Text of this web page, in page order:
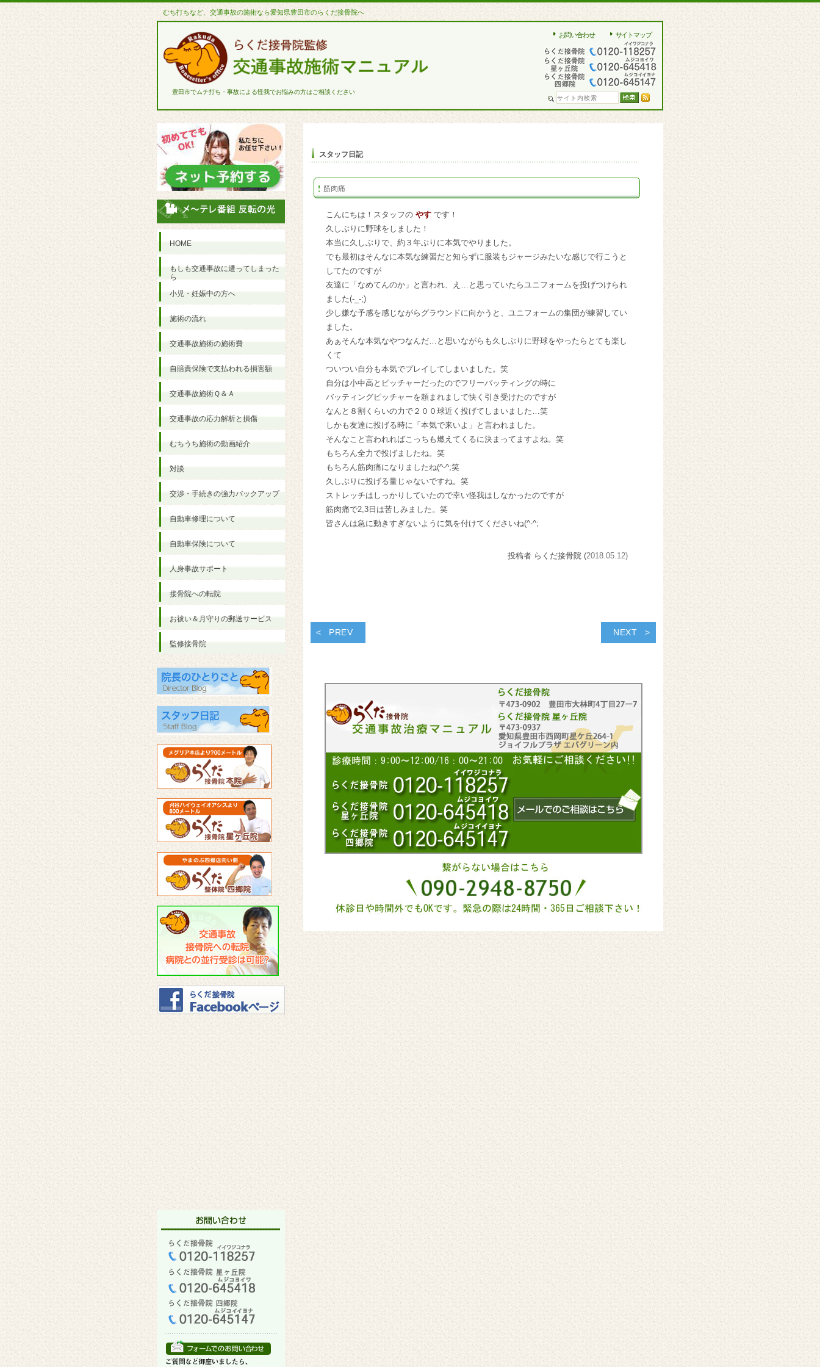
むち打ちなど、交通事故の施術なら愛知県豊田市のらくだ接骨院へ
豊田市でムチ打ち・事故による怪我でお悩みの方はご相談ください
お問い合わせ サイトマップ
スタッフ日記
筋肉痛
こんにちは！スタッフの やす です！
久しぶりに野球をしました！
本当に久しぶりで、約３年ぶりに本気でやりました。
でも最初はそんなに本気な練習だと知らずに服装もジャージみたいな感じで行こうと
してたのですが
友達に「なめてんのか」と言われ、え…と思っていたらユニフォームを投げつけられ
ました(-_-;)
少し嫌な予感を感じながらグラウンドに向かうと、ユニフォームの集団が練習してい
ました。
あぁそんな本気なやつなんだ…と思いながらも久しぶりに野球をやったらとても楽し
くて
ついつい自分も本気でプレイしてしまいました。笑
自分は小中高とピッチャーだったのでフリーバッティングの時に
バッティングピッチャーを頼まれまして快く引き受けたのですが
なんと８割くらいの力で２００球近く投げてしまいました…笑
しかも友達に投げる時に「本気で来いよ」と言われました。
そんなこと言われればこっちも燃えてくるに決まってますよね。笑
もちろん全力で投げましたね。笑
もちろん筋肉痛になりましたね(^-^;笑
久しぶりに投げる量じゃないですね。笑
ストレッチはしっかりしていたので幸い怪我はしなかったのですが
筋肉痛で2,3日は苦しみました。笑
皆さんは急に動きすぎないように気を付けてくださいね(^-^;
投稿者 らくだ接骨院 (2018.05.12)
PREV NEXT
HOME
もしも交通事故に遭ってしまった
ら
小児・妊娠中の方へ
施術の流れ
交通事故施術の施術費
自賠責保険で支払われる損害額
交通事故施術Ｑ＆Ａ
交通事故の応力解析と損傷
むちうち施術の動画紹介
対談
交渉・手続きの強力バックアップ
自動車修理について
自動車保険について
人身事故サポート
接骨院への転院
お祓い＆月守りの郵送サービス
監修接骨院